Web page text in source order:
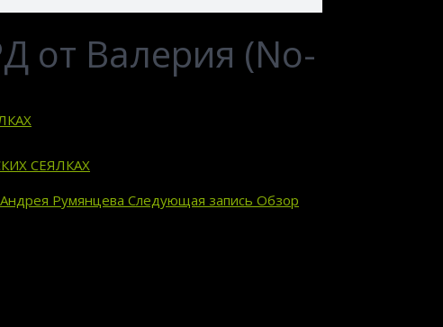
СЕЯЛКАХ
от Валерия (No-
Румянцева Следующая запись Обзор